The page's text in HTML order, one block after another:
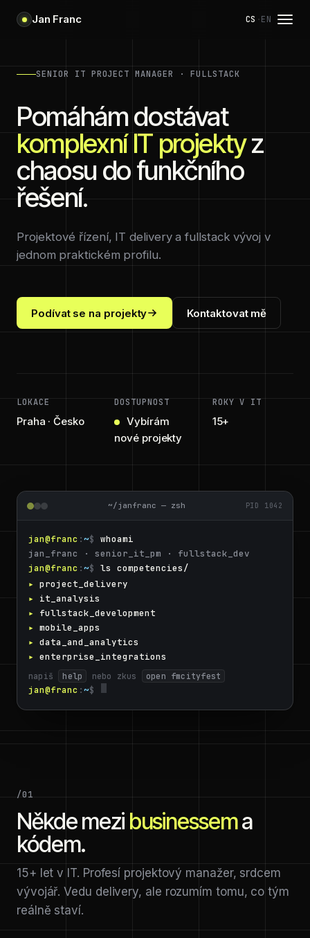
Jan Franc CS ·EN
SENIOR IT PROJECT MANAGER · FULLSTACK
Pomáhám dostávat
komplexní IT projektyz
chaosu do funkčního
řešení.
Projektové řízení, IT delivery a fullstack vývoj v
jednom praktickém profilu.
Podívat se na projekty Kontaktovat mě
LOKACE
Praha · Česko
DOSTUPNOST
Vybírám
nové projekty
ROKY V IT
15+
~/janfranc — zsh PID 1042
jan@franc :~$ whoami
jan_franc · senior_it_pm · fullstack_dev
jan@franc :~$ ls competencies/
project_delivery
it_analysis
fullstack_development
mobile_apps
data_and_analytics
enterprise_integrations
napiš help nebo zkus open fmcityfest
jan@franc :~$
/01
Někde mezi businessema
kódem.
15+ let v IT. Profesí projektový manažer, srdcem
vývojář. Vedu delivery, ale rozumím tomu, co tým
reálně staví.